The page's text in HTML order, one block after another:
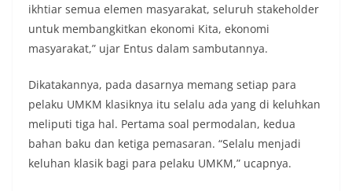
ikhtiar semua elemen masyarakat, seluruh stakeholder
untuk membangkitkan ekonomi Kita, ekonomi
masyarakat,” ujar Entus dalam sambutannya.
Dikatakannya, pada dasarnya memang setiap para
pelaku UMKM klasiknya itu selalu ada yang di keluhkan
meliputi tiga hal. Pertama soal permodalan, kedua
bahan baku dan ketiga pemasaran. “Selalu menjadi
keluhan klasik bagi para pelaku UMKM,” ucapnya.